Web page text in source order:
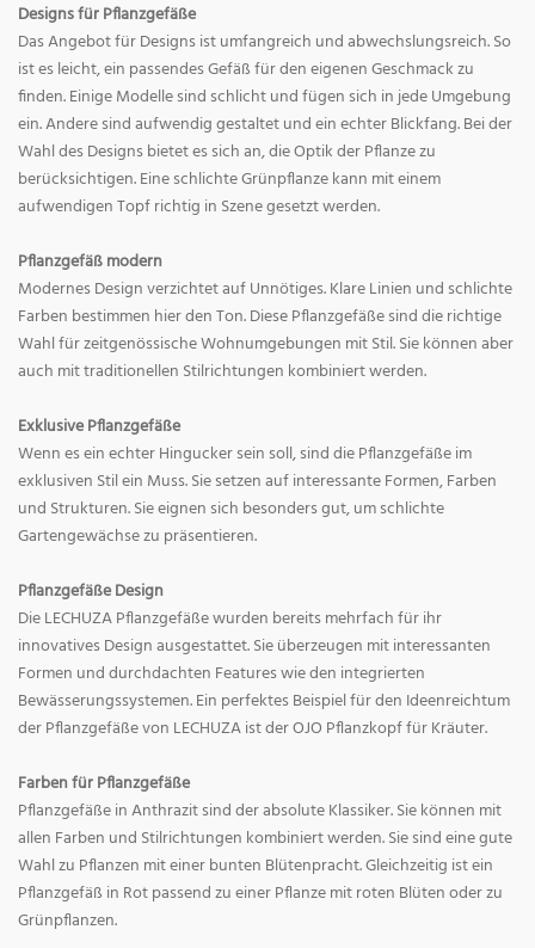
Designs für Pflanzgefäße
Das Angebot für Designs ist umfangreich und abwechslungsreich. So
ist es leicht, ein passendes Gefäß für den eigenen Geschmack zu
finden. Einige Modelle sind schlicht und fügen sich in jede Umgebung
ein. Andere sind aufwendig gestaltet und ein echter Blickfang. Bei der
Wahl des Designs bietet es sich an, die Optik der Pflanze zu
berücksichtigen. Eine schlichte Grünpflanze kann mit einem
aufwendigen Topf richtig in Szene gesetzt werden.
Pflanzgefäß modern
Modernes Design verzichtet auf Unnötiges. Klare Linien und schlichte
Farben bestimmen hier den Ton. Diese Pflanzgefäße sind die richtige
Wahl für zeitgenössische Wohnumgebungen mit Stil. Sie können aber
auch mit traditionellen Stilrichtungen kombiniert werden.
Exklusive Pflanzgefäße
Wenn es ein echter Hingucker sein soll, sind die Pflanzgefäße im
exklusiven Stil ein Muss. Sie setzen auf interessante Formen, Farben
und Strukturen. Sie eignen sich besonders gut, um schlichte
Gartengewächse zu präsentieren.
Pflanzgefäße Design
Die LECHUZA Pflanzgefäße wurden bereits mehrfach für ihr
innovatives Design ausgestattet. Sie überzeugen mit interessanten
Formen und durchdachten Features wie den integrierten
Bewässerungssystemen. Ein perfektes Beispiel für den Ideenreichtum
der Pflanzgefäße von LECHUZA ist der OJO Pflanzkopf für Kräuter.
Farben für Pflanzgefäße
Pflanzgefäße in Anthrazit sind der absolute Klassiker. Sie können mit
allen Farben und Stilrichtungen kombiniert werden. Sie sind eine gute
Wahl zu Pflanzen mit einer bunten Blütenpracht. Gleichzeitig ist ein
Pflanzgefäß in Rot passend zu einer Pflanze mit roten Blüten oder zu
Grünpflanzen.